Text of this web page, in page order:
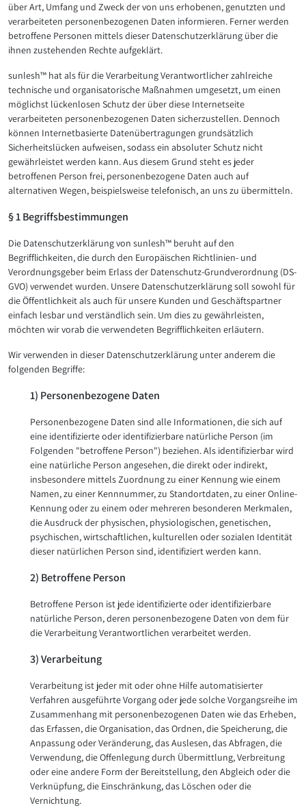
über Art, Umfang und Zweck der von uns erhobenen, genutzten und
verarbeiteten personenbezogenen Daten informieren. Ferner werden
betroffene Personen mittels dieser Datenschutzerklärung über die
ihnen zustehenden Rechte aufgeklärt.
sunlesh™ hat als für die Verarbeitung Verantwortlicher zahlreiche
technische und organisatorische Maßnahmen umgesetzt, um einen
möglichst lückenlosen Schutz der über diese Internetseite
verarbeiteten personenbezogenen Daten sicherzustellen. Dennoch
können Internetbasierte Datenübertragungen grundsätzlich
Sicherheitslücken aufweisen, sodass ein absoluter Schutz nicht
gewährleistet werden kann. Aus diesem Grund steht es jeder
betroffenen Person frei, personenbezogene Daten auch auf
alternativen Wegen, beispielsweise telefonisch, an uns zu übermitteln.
§ 1 Begriffsbestimmungen
Die Datenschutzerklärung von sunlesh™ beruht auf den
Begrifflichkeiten, die durch den Europäischen Richtlinien- und
Verordnungsgeber beim Erlass der Datenschutz-Grundverordnung (DS-
GVO) verwendet wurden. Unsere Datenschutzerklärung soll sowohl für
die Öffentlichkeit als auch für unsere Kunden und Geschäftspartner
einfach lesbar und verständlich sein. Um dies zu gewährleisten,
möchten wir vorab die verwendeten Begrifflichkeiten erläutern.
Wir verwenden in dieser Datenschutzerklärung unter anderem die
folgenden Begriffe:
1) Personenbezogene Daten
Personenbezogene Daten sind alle Informationen, die sich auf
eine identifizierte oder identifizierbare natürliche Person (im
Folgenden "betroffene Person") beziehen. Als identifizierbar wird
eine natürliche Person angesehen, die direkt oder indirekt,
insbesondere mittels Zuordnung zu einer Kennung wie einem
Namen, zu einer Kennnummer, zu Standortdaten, zu einer Online-
Kennung oder zu einem oder mehreren besonderen Merkmalen,
die Ausdruck der physischen, physiologischen, genetischen,
psychischen, wirtschaftlichen, kulturellen oder sozialen Identität
dieser natürlichen Person sind, identifiziert werden kann.
2) Betroffene Person
Betroffene Person ist jede identifizierte oder identifizierbare
natürliche Person, deren personenbezogene Daten von dem für
die Verarbeitung Verantwortlichen verarbeitet werden.
3) Verarbeitung
Verarbeitung ist jeder mit oder ohne Hilfe automatisierter
Verfahren ausgeführte Vorgang oder jede solche Vorgangsreihe im
Zusammenhang mit personenbezogenen Daten wie das Erheben,
das Erfassen, die Organisation, das Ordnen, die Speicherung, die
Anpassung oder Veränderung, das Auslesen, das Abfragen, die
Verwendung, die Offenlegung durch Übermittlung, Verbreitung
oder eine andere Form der Bereitstellung, den Abgleich oder die
Verknüpfung, die Einschränkung, das Löschen oder die
Vernichtung.